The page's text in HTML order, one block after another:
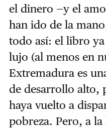
el dinero —y el
han ido de la
todo así: el libro
lujo (al menos en
Extremadura es
de desarrollo alto,
haya vuelto a
pobreza. Pero, a